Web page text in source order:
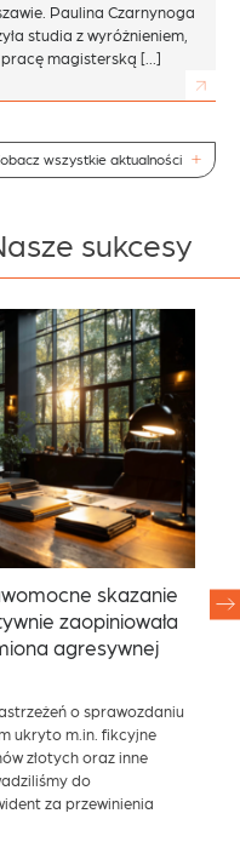
Paulina Czarnynoga
studia z wyróżnieniem,
magisterską […]
wszystkie aktualności
sukcesy
skazanie
zaopiniowała
agresywnej
o sprawozdaniu
ukryto m.in. fikcyjne
złotych oraz inne
do
za przewinienia